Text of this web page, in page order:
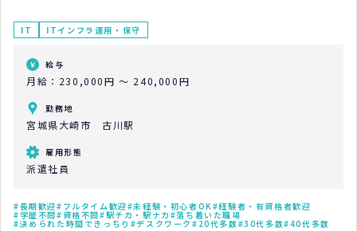
IT ITインフラ運用・保守
給与
月給：230,000円 ～ 240,000円
勤務地
宮城県大崎市 古川駅
雇用形態
派遣社員
長期歓迎 フルタイム歓迎 未経験・初心者OK 経験者・有資格者歓迎
学歴不問 資格不問 駅チカ・駅ナカ 落ち着いた職場
決められた時間できっちり デスクワーク 20代多数 30代多数 40代多数